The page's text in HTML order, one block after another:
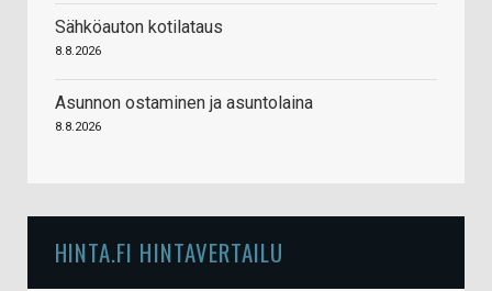
Sähköauton kotilataus
8.8.2026
Asunnon ostaminen ja asuntolaina
8.8.2026
HINTA.FI HINTAVERTAILU